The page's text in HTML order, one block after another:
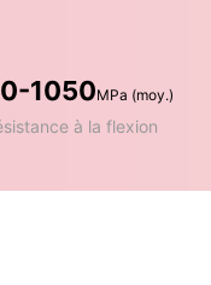
1050MPa (moy.)
à la flexion